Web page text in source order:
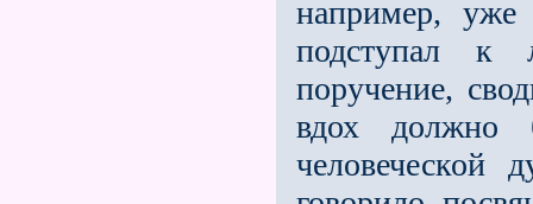
например,
подступал к
поручение,
вдох должно
человеческой